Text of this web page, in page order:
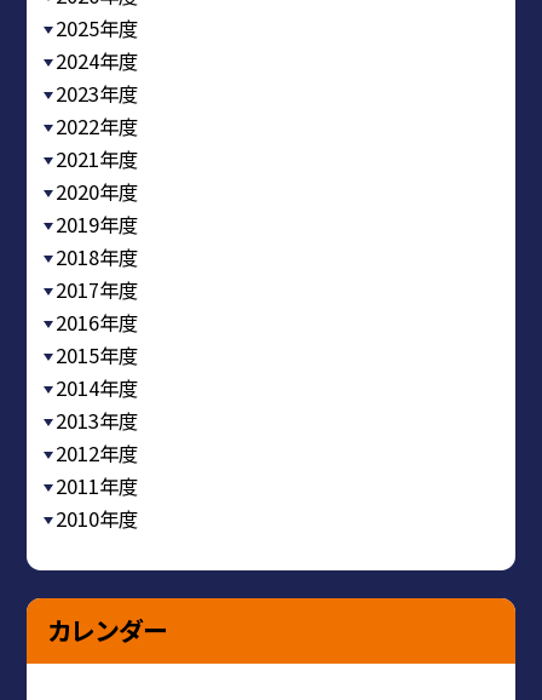
2025年度
2024年度
2023年度
2022年度
2021年度
2020年度
2019年度
2018年度
2017年度
2016年度
2015年度
2014年度
2013年度
2012年度
2011年度
2010年度
カレンダー